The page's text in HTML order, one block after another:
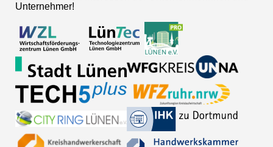
Unternehmer!